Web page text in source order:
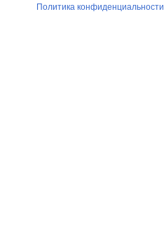
Политика конфиденциальности